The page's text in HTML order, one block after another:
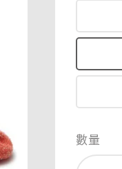
數量